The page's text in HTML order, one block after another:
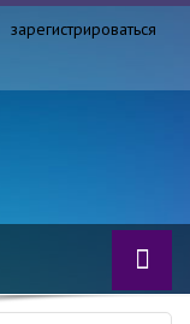
зарегистрироваться